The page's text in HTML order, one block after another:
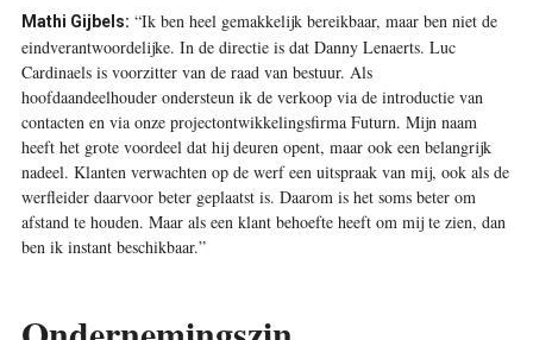
Mathi Gijbels: “Ik ben heel gemakkelijk bereikbaar, maar ben niet de
eindverantwoordelijke. In de directie is dat Danny Lenaerts. Luc
Cardinaels is voorzitter van de raad van bestuur. Als
hoofdaandeelhouder ondersteun ik de verkoop via de introductie van
contacten en via onze projectontwikkelingsfirma Futurn. Mijn naam
heeft het grote voordeel dat hij deuren opent, maar ook een belangrijk
nadeel. Klanten verwachten op de werf een uitspraak van mij, ook als de
werfleider daarvoor beter geplaatst is. Daarom is het soms beter om
afstand te houden. Maar als een klant behoefte heeft om mij te zien, dan
ben ik instant beschikbaar.”